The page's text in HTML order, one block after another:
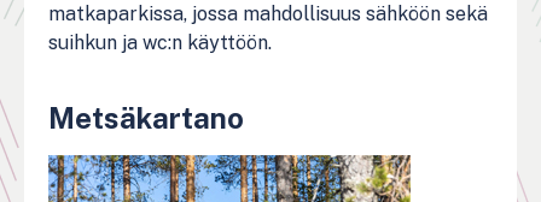
matkaparkissa, jossa mahdollisuus sähköön sekä
suihkun ja wc:n käyttöön.
Metsäkartano